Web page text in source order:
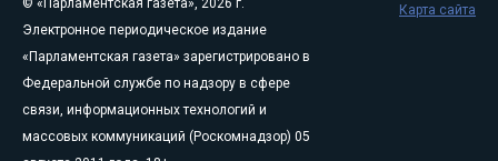
© «Парламентская газета», 2026 г.
Электронное периодическое издание
«Парламентская газета» зарегистрировано в
Федеральной службе по надзору в сфере
связи, информационных технологий и
массовых коммуникаций (Роскомнадзор) 05
Карта сайта